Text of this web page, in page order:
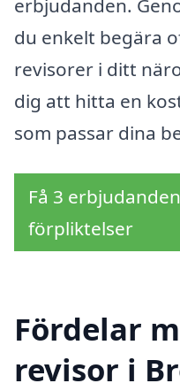
erbjudanden.
du enkelt begära
revisorer i ditt
dig att hitta en
som passar dina
Få 3
förpliktelser
Fördelar
revisor i